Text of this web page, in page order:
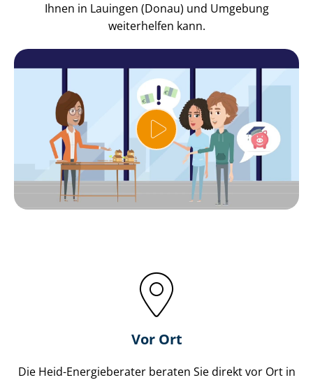
Ihnen in Lauingen (Donau) und Umgebung
weiterhelfen kann.
Vor Ort
Die Heid-Energieberater beraten Sie direkt vor Ort in